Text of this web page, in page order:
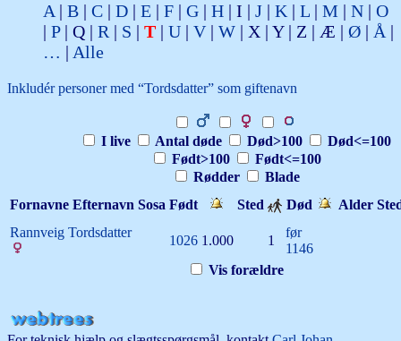
A B C D E F G H I J K L M N
O
P
Q R S T U V W X Y Z Æ Ø
Å
…
Alle
Inkludér personer med “Tordsdatter” som giftenavn
I live Antal døde Død>100
Død<=100
Født>100
Født<=100
Rødder
Blade
Fornavne Efternavn Sosa Født Sted Død Alder
Rannveig Tordsdatter
1026 1.000 1
før
1146
Vis forældre